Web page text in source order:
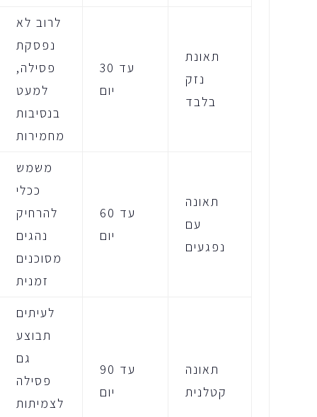
תאונת
נזק
בלבד
עד 30
יום
לרוב לא
נפסקת
פסילה,
למעט
בנסיבות
מחמירות
תאונה
עם
נפגעים
עד 60
יום
משמש
ככלי
להרחיק
נהגים
מסוכנים
זמנית
תאונה
קטלנית
עד 90
יום
לעיתים
תבוצע
גם
פסילה
לצמיתות